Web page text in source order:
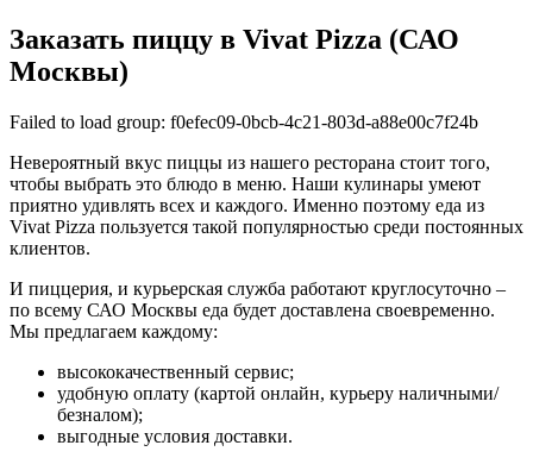
Заказать пиццу в Vivat Pizza (САО
Москвы)
Failed to load group: f0efec09-0bcb-4c21-803d-a88e00c7f24b
Невероятный вкус пиццы из нашего ресторана стоит того,
чтобы выбрать это блюдо в меню. Наши кулинары умеют
приятно удивлять всех и каждого. Именно поэтому еда из
Vivat Pizza пользуется такой популярностью среди постоянных
клиентов.
И пиццерия, и курьерская служба работают круглосуточно –
по всему САО Москвы еда будет доставлена своевременно.
Мы предлагаем каждому:
высококачественный сервис;
удобную оплату (картой онлайн, курьеру наличными/
безналом);
выгодные условия доставки.